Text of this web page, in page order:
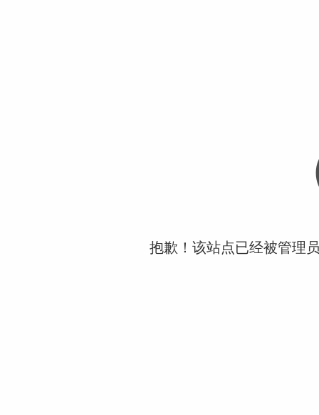
抱歉！该站点已经被管理